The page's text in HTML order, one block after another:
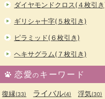
ダイヤモンドクロス(４枚引
ギリシャ十字(５枚引き)
ピラミッド(６枚引き)
ヘキサグラム(７枚引き)
恋愛のキーワード
復縁(33) ライバル(4) 浮気(30)